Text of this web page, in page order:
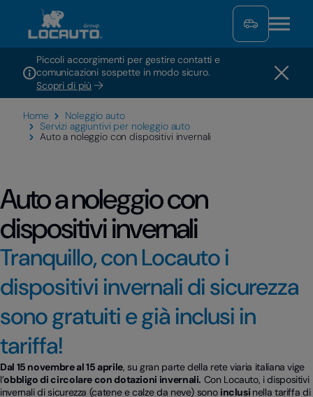
Piccoli accorgimenti per gestire contatti e
comunicazioni sospette in modo sicuro.
Scopri di più
Home
Noleggio auto
Servizi aggiuntivi per noleggio auto
Auto a noleggio con dispositivi invernali
Auto a noleggio con
dispositivi invernali
Tranquillo, con Locauto i
dispositivi invernali di sicurezza
sono gratuiti e già inclusi in
tariffa!
Dal 15 novembre al 15 aprile, su gran parte della rete viaria italiana vige
l’obbligo di circolare con dotazioni invernali. Con Locauto, i dispositivi
invernali di sicurezza (catene e calze da neve) sono inclusi nella tariffa di